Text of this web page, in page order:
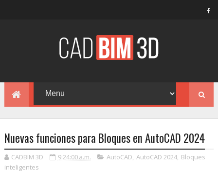
Nuevas funciones para Bloques en AutoCAD 2024
CADBIM 3D 9:24:00 a.m. AutoCAD, AutoCAD 2024, Bloques
inteligentes